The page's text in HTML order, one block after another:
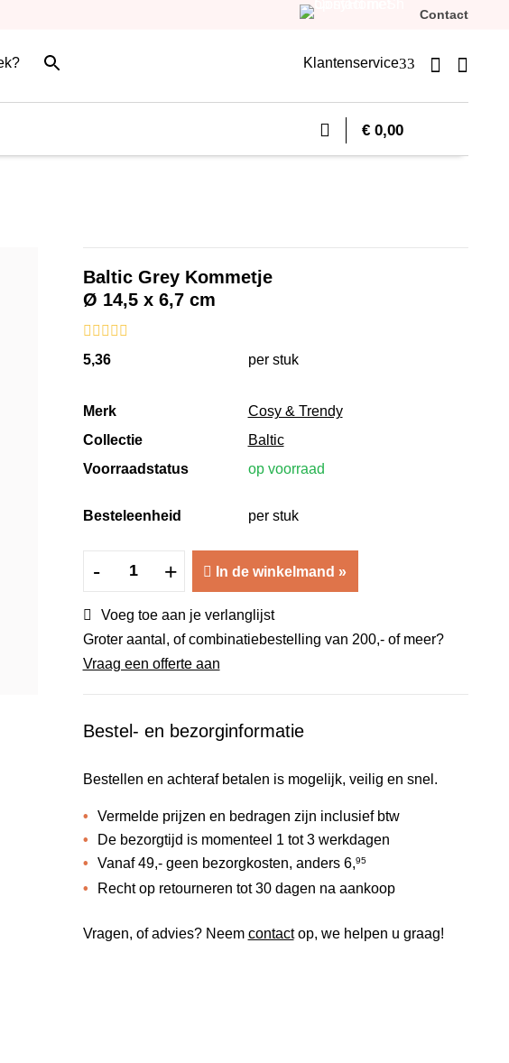
Contact


Klantenservice 3
€ 0,00
Baltic Grey Kommetje
Ø 14,5 x 6,7 cm
5,36 per stuk
Merk
Cosy & Trendy
Collectie
Baltic
Voorraadstatus
op voorraad
Besteleenheid per stuk
-
Baltic
Kommetje
Ø
14,5
cm
+ In de winkelmand »
Voeg toe aan je verlanglijst
Groter aantal, of combinatiebestelling van 200,- of meer?
Vraag een offerte aan
Bestel- en bezorginformatie
Bestellen en achteraf betalen is mogelijk, veilig en snel.
Vermelde prijzen en bedragen zijn inclusief btw
De bezorgtijd is momenteel 1 tot 3 werkdagen
Vanaf 49,- geen bezorgkosten, anders 6,95
Recht op retourneren tot 30 dagen na aankoop
Vragen, of advies? Neem contactop, we helpen u graag!